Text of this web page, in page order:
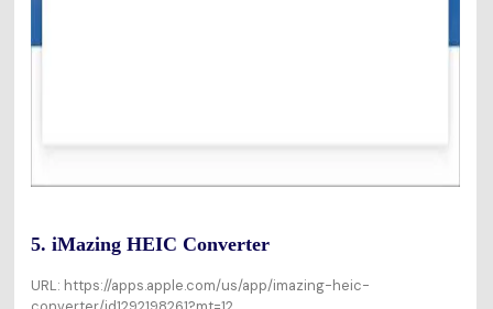
5. iMazing HEIC Converter
URL: https://apps.apple.com/us/app/imazing-heic-